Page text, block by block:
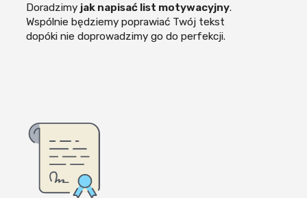
Doradzimy jak napisać list motywacyjny.
Wspólnie będziemy poprawiać Twój tekst
dopóki nie doprowadzimy go do perfekcji.